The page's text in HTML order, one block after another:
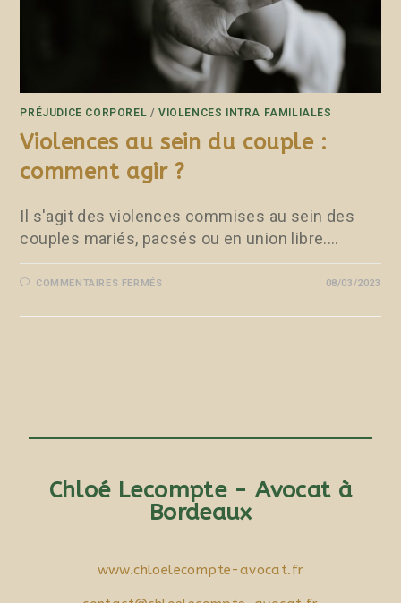
PRÉJUDICE CORPOREL /VIOLENCES INTRA FAMILIALES
Violences au sein du couple :
comment agir ?
Il s'agit des violences commises au sein des
couples mariés, pacsés ou en union libre.…
COMMENTAIRES FERMÉS 08/03/2023
Chloé Lecompte - Avocat à
Bordeaux
www.chloelecompte-avocat.fr